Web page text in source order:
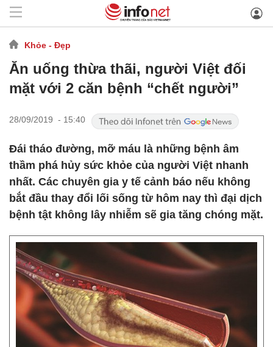
Khỏe - Đẹp
Ăn uống thừa thãi, người Việt đối
mặt với 2 căn bệnh “chết người”
28/09/2019 - 15:40
Đái tháo đường, mỡ máu là những bệnh âm
thầm phá hủy sức khỏe của người Việt nhanh
nhất. Các chuyên gia y tế cảnh báo nếu không
bắt đầu thay đổi lối sống từ hôm nay thì đại dịch
bệnh tật không lây nhiễm sẽ gia tăng chóng mặt.